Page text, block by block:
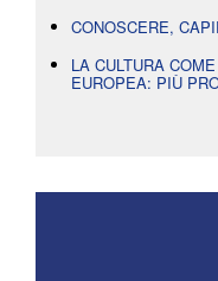
CONOSCERE,
LA CULTURA
EUROPEA: PIÙ